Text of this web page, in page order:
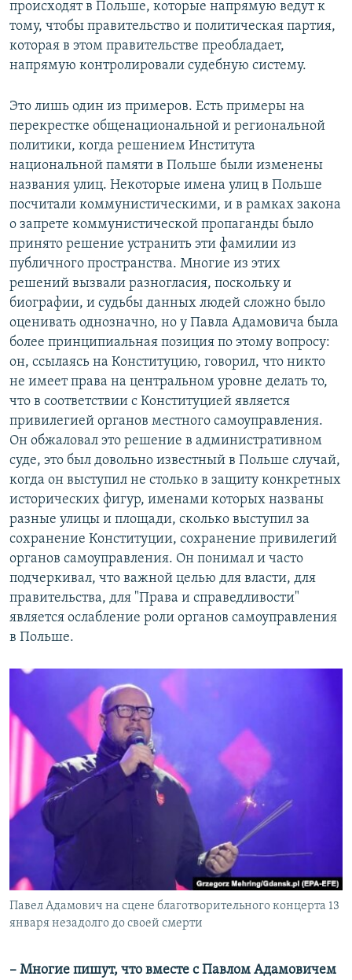
происходят в Польше, которые напрямую ведут к
тому, чтобы правительство и политическая партия,
которая в этом правительстве преобладает,
напрямую контролировали судебную систему.
Это лишь один из примеров. Есть примеры на
перекрестке общенациональной и региональной
политики, когда решением Института
национальной памяти в Польше были изменены
названия улиц. Некоторые имена улиц в Польше
посчитали коммунистическими, и в рамках закона
о запрете коммунистической пропаганды было
принято решение устранить эти фамилии из
публичного пространства. Многие из этих
решений вызвали разногласия, поскольку и
биографии, и судьбы данных людей сложно было
оценивать однозначно, но у Павла Адамовича была
более принципиальная позиция по этому вопросу:
он, ссылаясь на Конституцию, говорил, что никто
не имеет права на центральном уровне делать то,
что в соответствии с Конституцией является
привилегией органов местного самоуправления.
Он обжаловал это решение в административном
суде, это был довольно известный в Польше случай,
когда он выступил не столько в защиту конкретных
исторических фигур, именами которых названы
разные улицы и площади, сколько выступил за
сохранение Конституции, сохранение привилегий
органов самоуправления. Он понимал и часто
подчеркивал, что важной целью для власти, для
правительства, для "Права и справедливости"
является ослабление роли органов самоуправления
в Польше.
Павел Адамович на сцене благотворительного концерта 13
января незадолго до своей смерти
​– Многие пишут, что вместе с Павлом Адамовичем